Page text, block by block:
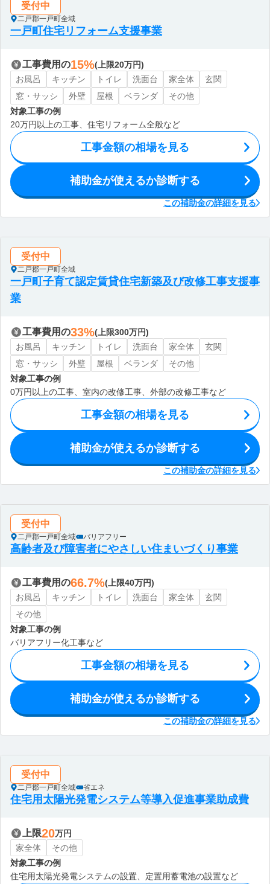
受付中
二戸郡一戸町全域
一戸町住宅リフォーム支援事業
工事費用の15%(上限20万円)
お風呂
キッチン トイレ 洗面台 家全体
玄関
窓・サッシ
外壁 屋根 ベランダ
その他
対象工事の例
20万円以上の工事、住宅リフォーム全般など
工事金額の相場を見る
補助金が使えるか診断する
この補助金の詳細を見る
受付中
二戸郡一戸町全域
一戸町子育て認定賃貸住宅新築及び改修工事支援事
業
工事費用の33%(上限300万円)
お風呂
キッチン トイレ 洗面台 家全体
玄関
窓・サッシ
外壁 屋根 ベランダ
その他
対象工事の例
0万円以上の工事、室内の改修工事、外部の改修工事など
工事金額の相場を見る
補助金が使えるか診断する
この補助金の詳細を見る
受付中
二戸郡一戸町全域 バリアフリー
高齢者及び障害者にやさしい住まいづくり事業
工事費用の66.7%(上限40万円)
お風呂
キッチン トイレ 洗面台 家全体
玄関
その他
対象工事の例
バリアフリー化工事など
工事金額の相場を見る
補助金が使えるか診断する
この補助金の詳細を見る
受付中
二戸郡一戸町全域 省エネ
住宅用太陽光発電システム等導入促進事業助成費
上限20万円
家全体
その他
対象工事の例
住宅用太陽光発電システムの設置、定置用蓄電池の設置など